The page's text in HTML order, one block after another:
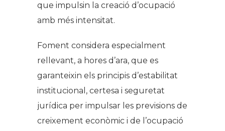
que impulsin la creació d’ocupació
amb més intensitat.
Foment considera especialment
rellevant, a hores d’ara, que es
garanteixin els principis d’estabilitat
institucional, certesa i seguretat
jurídica per impulsar les previsions de
creixement econòmic i de l’ocupació